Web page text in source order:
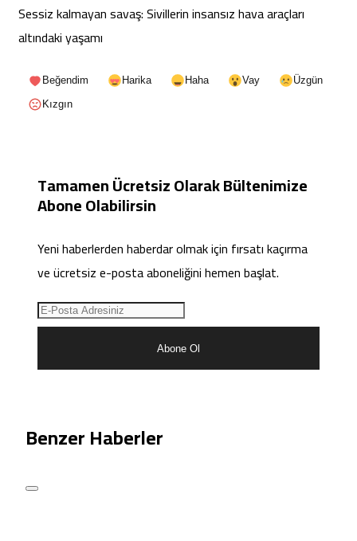
Sessiz kalmayan savaş: Sivillerin insansız hava araçları
altındaki yaşamı
Beğendim Harika Haha Vay
Üzgün
Kızgın
Tamamen Ücretsiz Olarak Bültenimize
Abone Olabilirsin
Yeni haberlerden haberdar olmak için fırsatı kaçırma
ve ücretsiz e-posta aboneliğini hemen başlat.
Abone Ol
Benzer Haberler